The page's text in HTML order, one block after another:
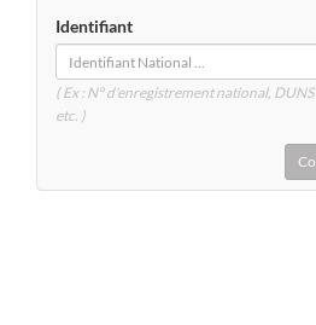
Identifiant
( Ex : N° d'enregistrement national, DUNS
etc. )